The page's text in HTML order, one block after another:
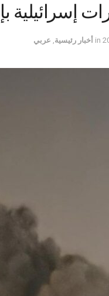
إسرائيلية
in أخبار رئيسية عربي